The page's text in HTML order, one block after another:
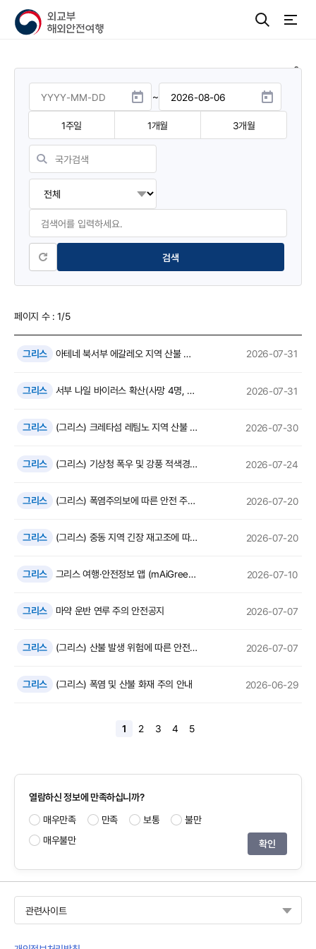
~
1주일 1개월 3개월
페이지 수 : 1/5
그리스 아테네 북서부 에갈레오 지역 산불 화재 발생 및 안전 유의 안내 2026-07-31
그리스 서부 나일 바이러스 확산(사망 4명, 확진 42명) 관련 안전 유의 안내 2026-07-31
그리스 (그리스) 크레타섬 레팀노 지역 산불 발생 및 안전 유의 안내 2026-07-30
그리스 (그리스) 기상청 폭우 및 강풍 적색경보 발령(7.23-25) 2026-07-24
그리스 (그리스) 폭염주의보에 따른 안전 주의 안내 2026-07-20
그리스 (그리스) 중동 지역 긴장 재고조에 따른 유의사항 안내 2026-07-20
그리스 그리스 여행·안전정보 앱 (mAiGreece) 안내 2026-07-10
그리스 마약 운반 연루 주의 안전공지 2026-07-07
그리스 (그리스) 산불 발생 위험에 따른 안전 주의 요망 2026-07-07
그리스 (그리스) 폭염 및 산불 화재 주의 안내 2026-06-29
1 2 3 4 5
열람하신 정보에 만족하십니까?
매우만족
만족 보통
불만
매우불만
관련사이트